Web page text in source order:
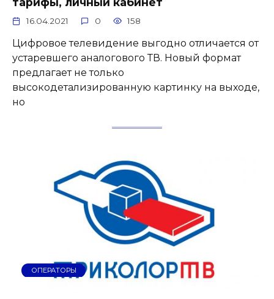
16.04.2021 0 158
Цифровое телевидение выгодно отличается от
устаревшего аналогового ТВ. Новый формат
предлагает не только
высокодетализированную картинку на выходе,
но
ОПЕРАТОРЫ